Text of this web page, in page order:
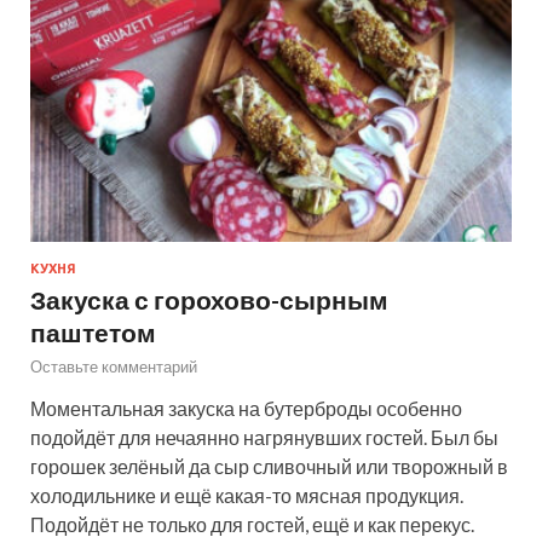
КУХНЯ
Закуска с горохово-сырным
паштетом
Оставьте комментарий
Моментальная закуска на бутерброды особенно
подойдёт для нечаянно нагрянувших гостей. Был бы
горошек зелёный да сыр сливочный или творожный в
холодильнике и ещё какая-то мясная продукция.
Подойдёт не только для гостей, ещё и как перекус.